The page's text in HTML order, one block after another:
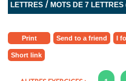
LETTRES /MOTS DE 7 LETTRES
Print Send to a friend I
Short link